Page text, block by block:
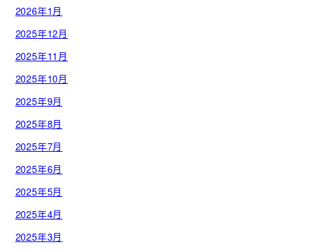
2026年1月
2025年12月
2025年11月
2025年10月
2025年9月
2025年8月
2025年7月
2025年6月
2025年5月
2025年4月
2025年3月